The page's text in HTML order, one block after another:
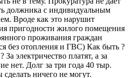
должника с индивидуальным
Вроде как это нарушит
пригодности жилого помещения
проживания граждан
без отопления и ГВС) Как быть ?
За электричество платят, а за
нет. Долг за три года 40 тыр.
ничего не могут.